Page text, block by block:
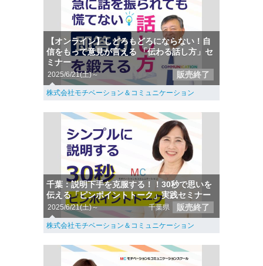
【オンライン】しどろもどろにならない！自
信をもって意見が言える 「伝わる話し方」セ
ミナー
2025/6/21(土)～ 販売終了
株式会社モチベーション＆コミュニケーション
千葉：説明下手を克服する！！30秒で思いを
伝える「ピンポイントトーク」実践セミナー
2025/6/21(土)～ 千葉県 販売終了
株式会社モチベーション＆コミュニケーション